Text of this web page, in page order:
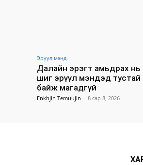
Эрүүл мэнд
Далайн эрэгт амьдрах нь
шиг эрүүл мэндэд
байж магадгүй
Enkhjin Temuujin - 8 сар 8, 2026